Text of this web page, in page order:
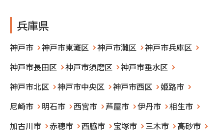
兵庫県
神戸市 神戸市東灘区 神戸市灘区
神戸市兵庫区
神戸市長田区
神戸市須磨区
神戸市垂水区
神戸市北区
神戸市中央区 神戸市西区
姫路市
尼崎市
明石市 西宮市 芦屋市 伊丹市
相生市
加古川市
赤穂市 西脇市 宝塚市 三木市
高砂市